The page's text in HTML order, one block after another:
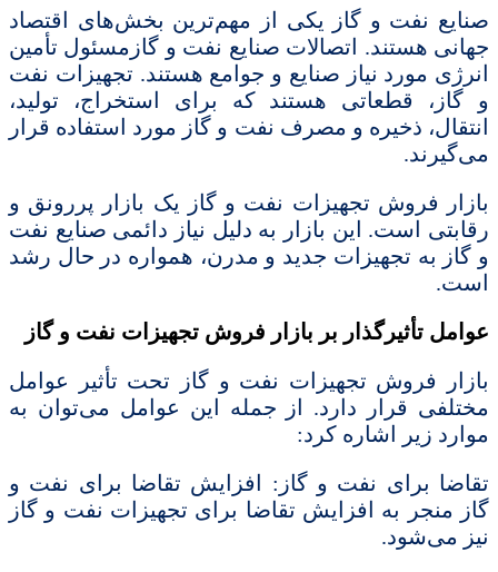
صنایع نفت و گاز یکی از مهم‌ترین بخش‌های اقتصاد
جهانی هستند. اتصالات صنایع نفت و گازمسئول تأمین
انرژی مورد نیاز صنایع و جوامع هستند. تجهیزات نفت
و گاز، قطعاتی هستند که برای استخراج، تولید،
انتقال، ذخیره و مصرف نفت و گاز مورد استفاده قرار
می‌گیرند.
بازار فروش تجهیزات نفت و گاز یک بازار پررونق و
رقابتی است. این بازار به دلیل نیاز دائمی صنایع نفت
و گاز به تجهیزات جدید و مدرن، همواره در حال رشد
است.
عوامل تأثیرگذار بر بازار فروش تجهیزات نفت و گاز
بازار فروش تجهیزات نفت و گاز تحت تأثیر عوامل
مختلفی قرار دارد. از جمله این عوامل می‌توان به
موارد زیر اشاره کرد:
تقاضا برای نفت و گاز: افزایش تقاضا برای نفت و
گاز منجر به افزایش تقاضا برای تجهیزات نفت و گاز
نیز می‌شود.